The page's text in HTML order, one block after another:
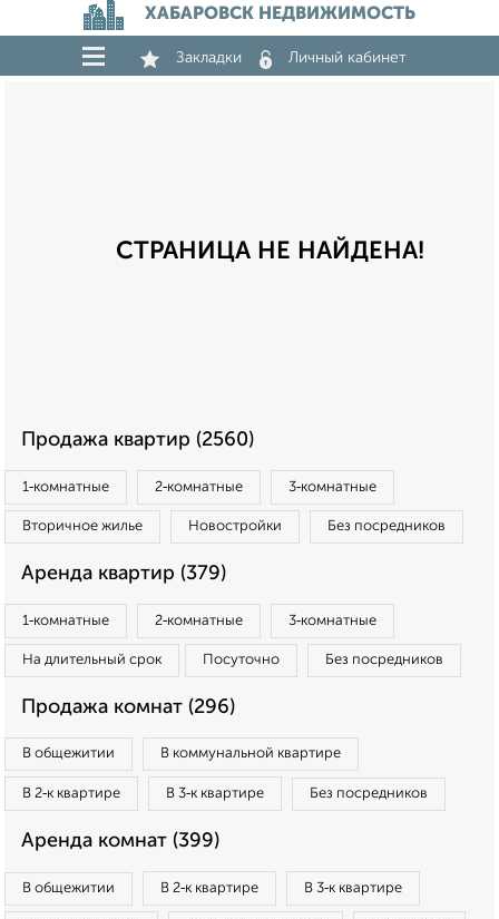
ХАБАРОВСК НЕДВИЖИМОСТЬ
Закладки Личный кабинет
СТРАНИЦА НЕ НАЙДЕНА!
Продажа квартир (2560)
1‑комнатные 2‑комнатные 3‑комнатные
Вторичное жилье Новостройки Без посредников
Аренда квартир (379)
1‑комнатные 2‑комнатные 3‑комнатные
На длительный срок Посуточно Без посредников
Продажа комнат (296)
В общежитии В коммунальной квартире
В 2‑к квартире В 3‑к квартире Без посредников
Аренда комнат (399)
В общежитии В 2‑к квартире В 3‑к квартире